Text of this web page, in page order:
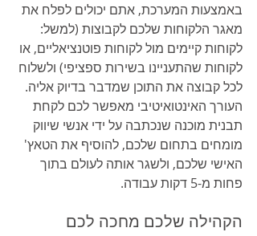
באמצעות המערכת, אתם יכולים לפלח את
מאגר הלקוחות שלכם לקבוצות (למשל:
לקוחות קיימים מול לקוחות פוטנציאליים, או
לקוחות שהתעניינו בשירות ספציפי) ולשלוח
לכל קבוצה את התוכן שמדבר בדיוק אליה.
העורך האינטואיטיבי מאפשר לכם לקחת
תבנית מוכנה שנכתבה על ידי אנשי שיווק
מומחים בתחום שלכם, להוסיף את הטאץ'
האישי שלכם, ולשגר אותה לעולם בתוך
פחות מ-5 דקות עבודה.
הקהילה שלכם מחכה לכם